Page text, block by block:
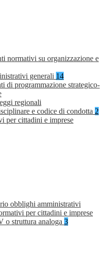
normativi su organizzazione e
generali 14
di programmazione strategico-
regionali
e codice di condotta 2
per cittadini e imprese
obblighi amministrativi
per cittadini e imprese
o struttura analoga 3